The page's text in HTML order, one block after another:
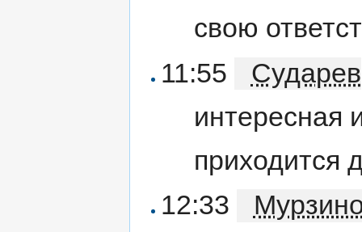
свою
11:55
Сударев
интересная
приходится
12:33